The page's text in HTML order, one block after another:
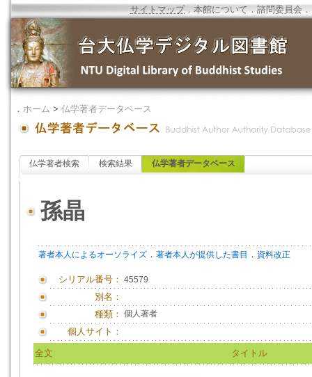
サイトマップ．本館について ．諮問委員会 ．
． ホーム > 仏学著者データベース
仏学著者検索 検索結果 仏学著者データベース
孫晶
著者本人によるオーソライズ ． 著者本人が提供した書目 ． 資料改正
シリアル番号： 45579
別名：
種類： 個人著者
個人サイト：
全文 タイトル